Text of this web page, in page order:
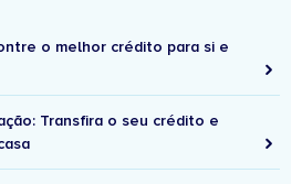
o melhor crédito para si e
Transfira o seu crédito e